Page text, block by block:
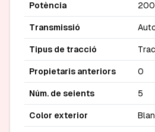
Potència
Transmissió
Tipus de tracció
Propietaris anteriors 0
Núm. de seients 5
Color exterior